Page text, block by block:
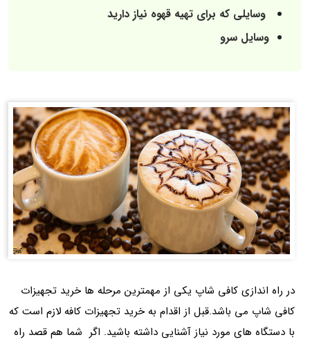
وسایلی که برای تهیه قهوه نیاز دارید
وسایل سرو
در راه اندازی کافی شاپ یکی از مهمترین مرحله ها خرید تجهیزات
کافی شاپ می باشد.قبل از اقدام به خرید تجهیزات کافه لازم است که
با دستگاه های مورد نیاز آشنایی داشته باشید. اگر شما هم قصد راه